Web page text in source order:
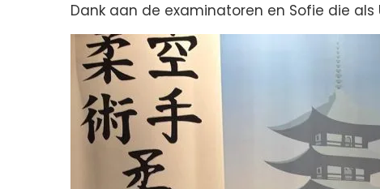
Dank aan de examinatoren en Sofie die als